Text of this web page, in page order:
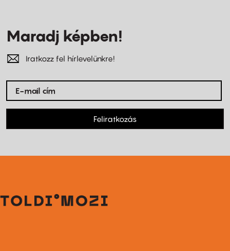
Maradj képben!
Iratkozz fel hírlevelünkre!
Feliratkozás